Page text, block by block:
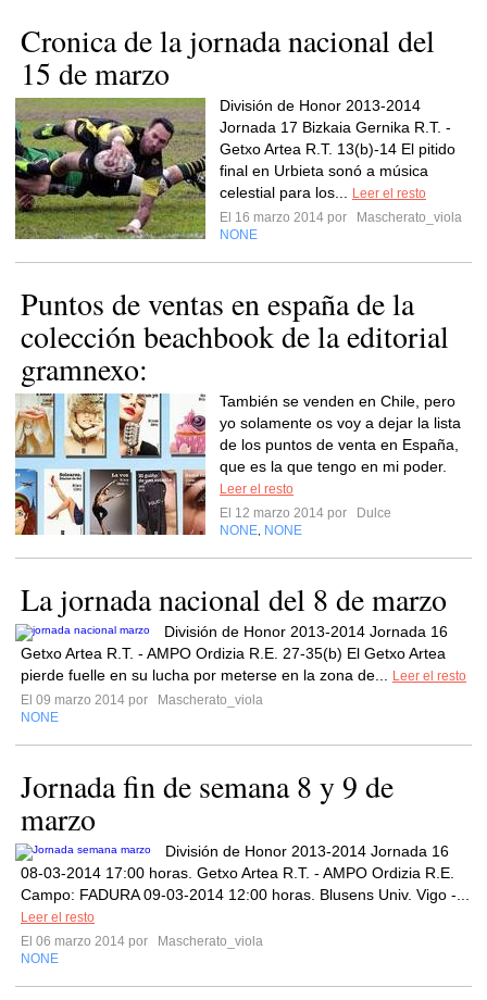
Cronica de la jornada nacional del
15 de marzo
División de Honor 2013-2014
Jornada 17 Bizkaia Gernika R.T. -
Getxo Artea R.T. 13(b)-14 El pitido
final en Urbieta sonó a música
celestial para los...
Leer el resto
El 16 marzo 2014 por
Mascherato_viola
NONE
Puntos de ventas en españa de la
colección beachbook de la editorial
gramnexo:
También se venden en Chile, pero
yo solamente os voy a dejar la lista
de los puntos de venta en España,
que es la que tengo en mi poder.
Leer el resto
El 12 marzo 2014 por
Dulce
NONE NONE
La jornada nacional del 8 de marzo
División de Honor 2013-2014 Jornada 16
Getxo Artea R.T. - AMPO Ordizia R.E. 27-35(b) El Getxo Artea
pierde fuelle en su lucha por meterse en la zona de...
Leer el resto
El 09 marzo 2014 por
Mascherato_viola
NONE
Jornada fin de semana 8 y 9 de
marzo
División de Honor 2013-2014 Jornada 16
08-03-2014 17:00 horas. Getxo Artea R.T. - AMPO Ordizia R.E.
Campo: FADURA 09-03-2014 12:00 horas. Blusens Univ. Vigo -...
Leer el resto
El 06 marzo 2014 por
Mascherato_viola
NONE